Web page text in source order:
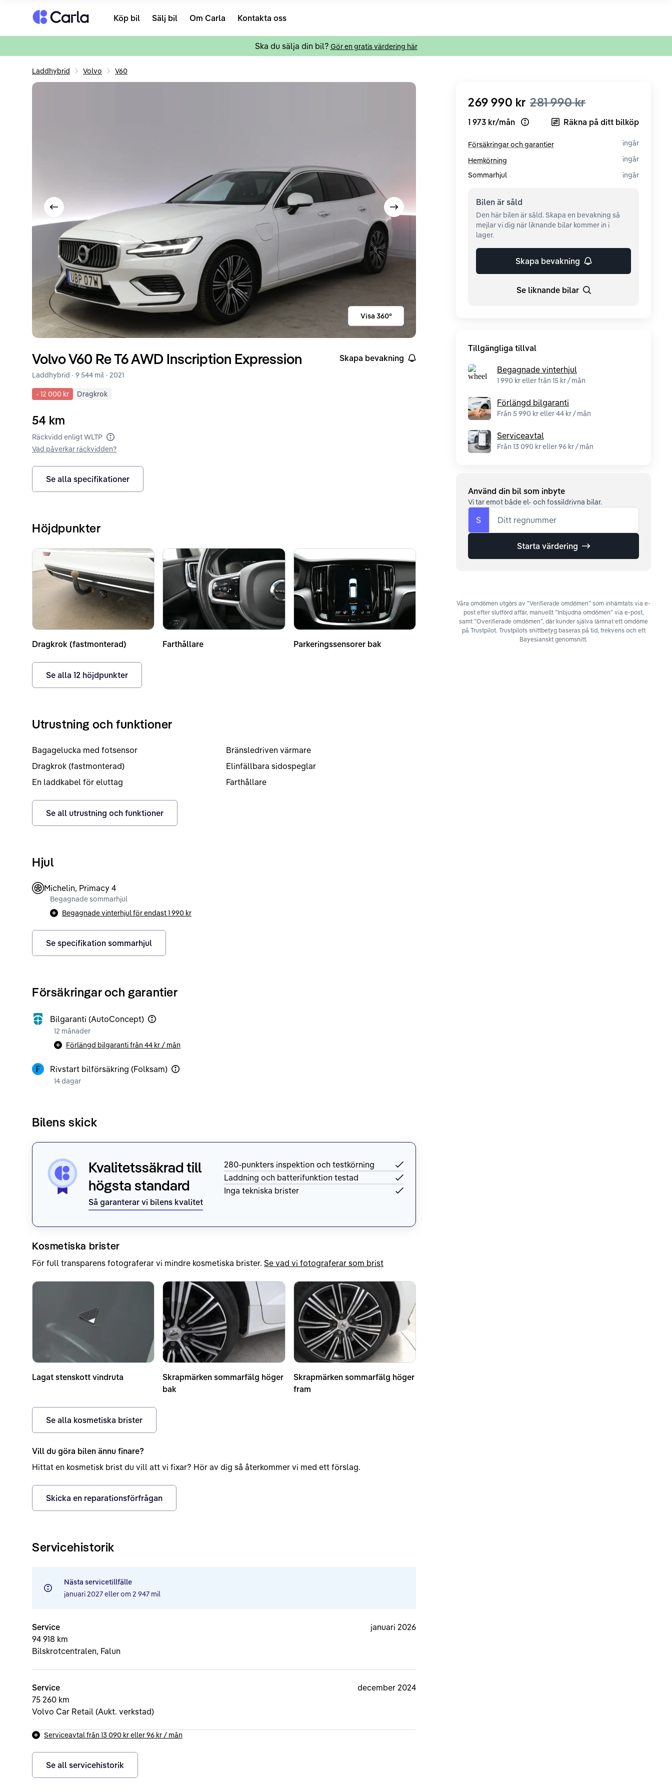
Tillbaka till startsidan Köp bil Sälj bil Om Carla Kontakta oss
Ska du sälja din bil? Gör en gratis värdering här
Laddhybrid Volvo V60
Visa föregående bild Visa nästa bild
Visa 360°
VolvoV60 Re T6 AWD Inscription Expression Skapa bevakning
Laddhybrid · 9 544 mil · 2021
- 12 000 kr Dragkrok
54 km
Räckvidd enligt WLTP
Vad påverkar räckvidden?
Se alla specifikationer
Höjdpunkter
Dragkrok (fastmonterad) Farthållare Parkeringssensorer bak
Se alla 12 höjdpunkter
Utrustning och funktioner
Bagagelucka med fotsensor
Bränsledriven värmare
Dragkrok (fastmonterad)
Elinfällbara sidospeglar
En laddkabel för eluttag
Farthållare
Se all utrustning och funktioner
Hjul
Michelin, Primacy 4
Begagnade sommarhjul
Begagnade vinterhjul för endast1 990 kr
Se specifikation sommarhjul
Försäkringar och garantier
Bilgaranti (AutoConcept)
12 månader
Förlängd bilgaranti från 44 kr / mån
Rivstart bilförsäkring (Folksam)
14 dagar
Bilens skick
Kvalitetssäkrad till
högsta standard
Så garanterar vi bilens kvalitet
280-punkters inspektion och testkörning
Laddning och batterifunktion testad
Inga tekniska brister
Kosmetiska brister
För full transparens fotograferar vi mindre kosmetiska brister. Se vad vi fotograferar som brist
Lagat stenskott vindruta
Skrapmärken sommarfälg höger
bak
Skrapmärken sommarfälg höger
fram
Se alla kosmetiska brister
Vill du göra bilen ännu finare?
Hittat en kosmetisk brist du vill att vi fixar? Hör av dig så återkommer vi med ett förslag.
Skicka en reparationsförfrågan
Servicehistorik
Nästa servicetillfälle
januari 2027eller om 2 947 mil
Service
94 918 km
Bilskrotcentralen, Falun
januari 2026
Service
75 260 km
Volvo Car Retail (Aukt. verkstad)
december 2024
Serviceavtal från 13 090 kreller96 kr / mån
Se all servicehistorik
269 990 kr 281 990 kr
1 973 kr/mån Open loan exampleRäkna på ditt bilköp
Försäkringar och garantier
ingår
Hemkörning
ingår
Sommarhjul
ingår
Bilen är såld
Den här bilen är såld. Skapa en bevakning så
mejlar vi dig när liknande bilar kommer in i
lager.
Skapa bevakning
Se liknande bilar
Tillgängliga tillval
Begagnade vinterhjul
1 990 kr eller från 15 kr / mån
Förlängd bilgaranti
Från 5 990 kr eller 44 kr / mån
Serviceavtal
Från 13 090 kr eller 96 kr / mån
Använd din bil som inbyte
Vi tar emot både el- och fossildrivna bilar.
S Ditt regnummer
Starta värdering
Våra omdömen utgörs av ”Verifierade omdömen” som inhämtats via e-
post efter slutförd affär, manuellt ”Inbjudna omdömen” via e-post,
samt ”Overifierade omdömen”, där kunder själva lämnat ett omdöme
på Trustpilot. Trustpilots snittbetyg baseras på tid, frekvens och ett
Bayesianskt genomsnitt.